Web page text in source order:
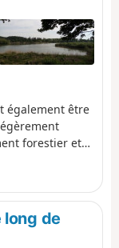
également être
forestier et
qui est un
beaux points de
oiseaux.
long de